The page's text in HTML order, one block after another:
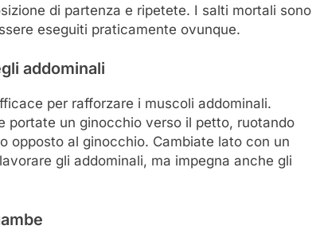
di partenza e ripetete. I salti mortali sono
eseguiti praticamente ovunque.
addominali
per rafforzare i muscoli addominali.
portate un ginocchio verso il petto, ruotando
opposto al ginocchio. Cambiate lato con un
gli addominali, ma impegna anche gli